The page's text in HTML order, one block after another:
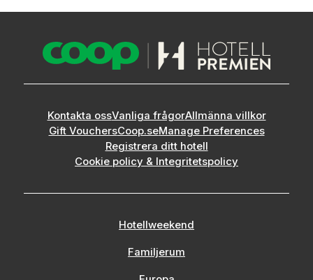
Kontakta ossVanliga frågorAllmänna villkor
Gift VouchersCoop.seManage Preferences
Registrera ditt hotell
Cookie policy & Integritetspolicy
Hotellweekend
Familjerum